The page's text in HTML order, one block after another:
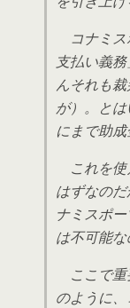
コナミス
支払い義
んそれも
が）。と
にまで助成
これを使
はずなの
ナミスポ
は不可能な
ここで重
のように